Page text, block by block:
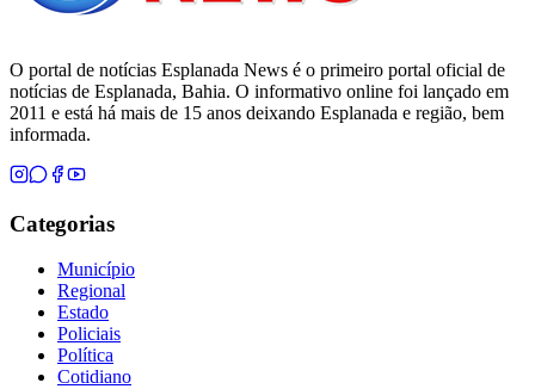
O portal de notícias Esplanada News é o primeiro portal oficial de
notícias de Esplanada, Bahia. O informativo online foi lançado em
2011 e está há mais de 15 anos deixando Esplanada e região, bem
informada.
Categorias
Município
Regional
Estado
Policiais
Política
Cotidiano